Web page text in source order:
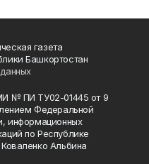
газета
Башкортостан
№ ПИ ТУ02-01445 от 9
Федеральной
информационных
по Республике
Альбина